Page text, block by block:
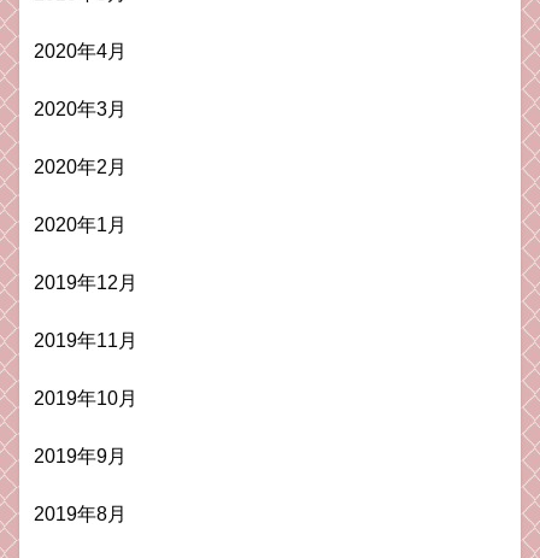
2020年4月
2020年3月
2020年2月
2020年1月
2019年12月
2019年11月
2019年10月
2019年9月
2019年8月